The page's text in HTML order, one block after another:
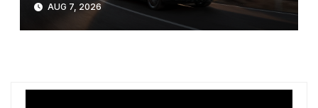
AUG 7, 2026